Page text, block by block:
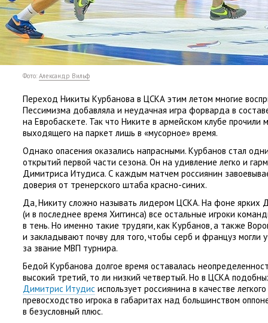
Фото: Александр Вильф
Переход Никиты Курбанова в ЦСКА этим летом многие
Пессимизма добавляла и неудачная игра форварда в
на Евробаскете. Так что Никите в армейском клубе прочили
выходящего на паркет лишь в «мусорное» время.
Однако опасения оказались напрасными. Курбанов стал
открытий первой части сезона. Он на удивление легко и
Димитриса Итудиса. С каждым матчем россиянин
доверия от тренерского штаба красно-синих.
Да, Никиту сложно называть лидером ЦСКА. На фоне ярких
(и в последнее время Хиггинса) все остальные игроки
в тень. Но именно такие трудяги, как Курбанов, а также
и закладывают почву для того, чтобы серб и француз могли
за звание МВП турнира.
Бедой Курбанова долгое время оставалась
высокий третий, то ли низкий четвертый. Но в ЦСКА
Димитрис Итудис использует россиянина в качестве
превосходство игрока в габаритах над большинством
в безусловный плюс.